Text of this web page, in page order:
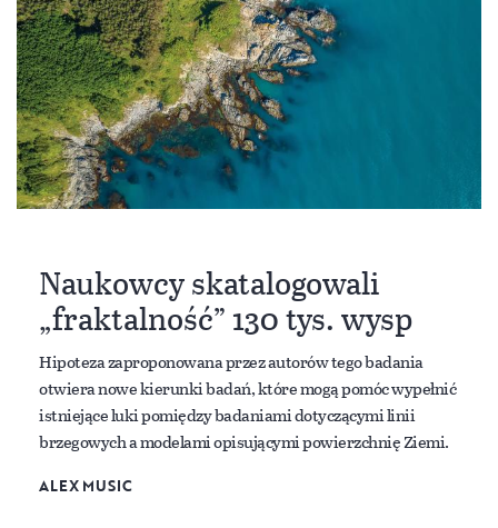
Naukowcy skatalogowali
„fraktalność” 130 tys. wysp
Hipoteza zaproponowana przez autorów tego badania
otwiera nowe kierunki badań, które mogą pomóc wypełnić
istniejące luki pomiędzy badaniami dotyczącymi linii
brzegowych a modelami opisującymi powierzchnię Ziemi.
ALEX MUSIC